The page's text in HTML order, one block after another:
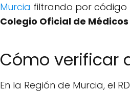
Murcia filtrando por código
Colegio Oficial de
Cómo verificar
En la Región de Murcia, el